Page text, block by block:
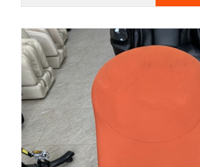
Vận chuyển: Miễn phí